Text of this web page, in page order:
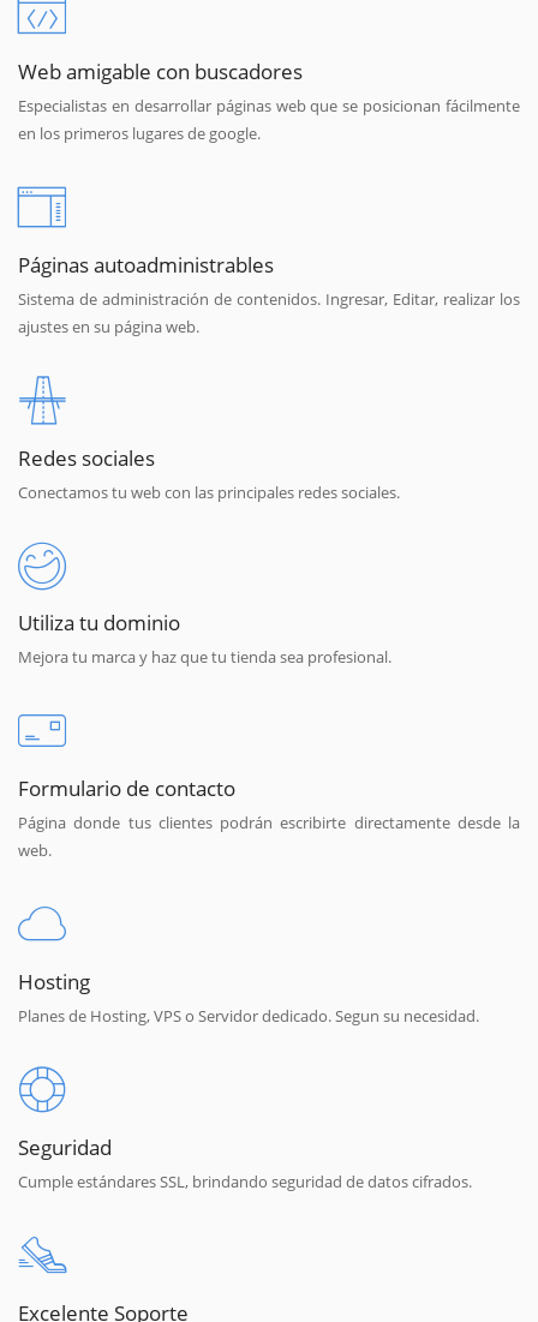
Web amigable con buscadores
Especialistas en desarrollar páginas web que se posicionan fácilmente
en los primeros lugares de google.
Páginas autoadministrables
Sistema de administración de contenidos. Ingresar, Editar, realizar los
ajustes en su página web.
Redes sociales
Conectamos tu web con las principales redes sociales.
Utiliza tu dominio
Mejora tu marca y haz que tu tienda sea profesional.
Formulario de contacto
Página donde tus clientes podrán escribirte directamente desde la
web.
Hosting
Planes de Hosting, VPS o Servidor dedicado. Segun su necesidad.
Seguridad
Cumple estándares SSL, brindando seguridad de datos cifrados.
Excelente Soporte